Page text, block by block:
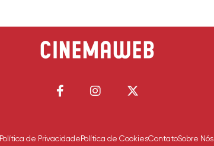
Política de Privacidade Política de CookiesContatoSobre Nós